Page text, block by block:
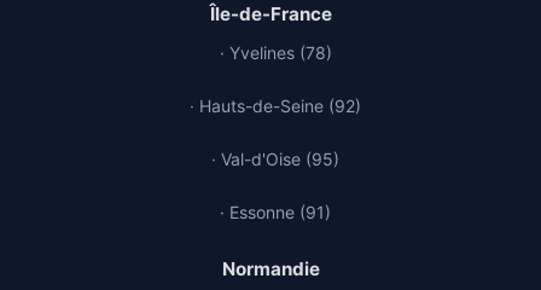
Île-de-France
· Yvelines (78)
· Hauts-de-Seine (92)
· Val-d'Oise (95)
· Essonne (91)
Normandie